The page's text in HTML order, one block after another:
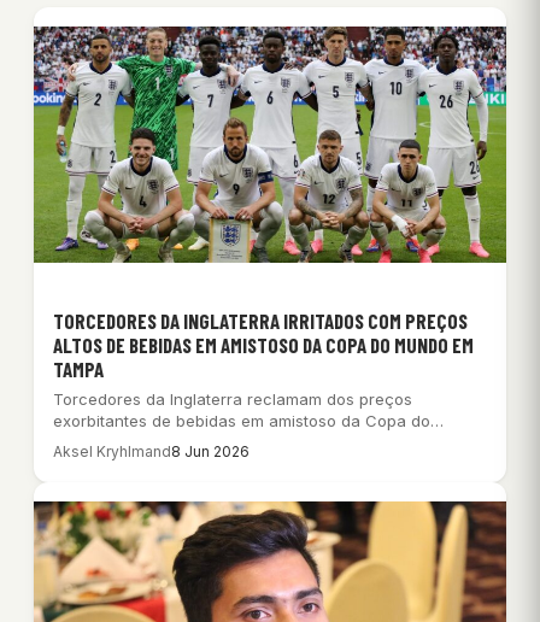
TORCEDORES DA INGLATERRA IRRITADOS COM PREÇOS
ALTOS DE BEBIDAS EM AMISTOSO DA COPA DO MUNDO EM
TAMPA
Torcedores da Inglaterra reclamam dos preços
exorbitantes de bebidas em amistoso da Copa do
Mundo…
Aksel Kryhlmand8 Jun 2026